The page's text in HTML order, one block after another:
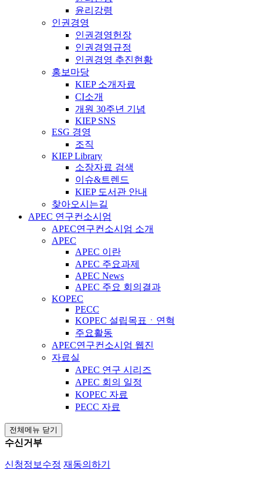
윤리강령
인권경영
인권경영헌장
인권경영규정
인권경영 추진현황
홍보마당
KIEP 소개자료
CI소개
개원 30주년 기념
KIEP SNS
ESG 경영
조직
KIEP Library
소장자료 검색
이슈&트렌드
KIEP 도서관 안내
찾아오시는길
APEC 연구컨소시엄
APEC연구컨소시엄 소개
APEC
APEC 이란
APEC 주요과제
APEC News
APEC 주요 회의결과
KOPEC
PECC
KOPEC 설립목표ㆍ연혁
주요활동
APEC연구컨소시엄 웹진
자료실
APEC 연구 시리즈
APEC 회의 일정
KOPEC 자료
PECC 자료
전체메뉴 닫기
수신거부
신청정보수정 재동의하기